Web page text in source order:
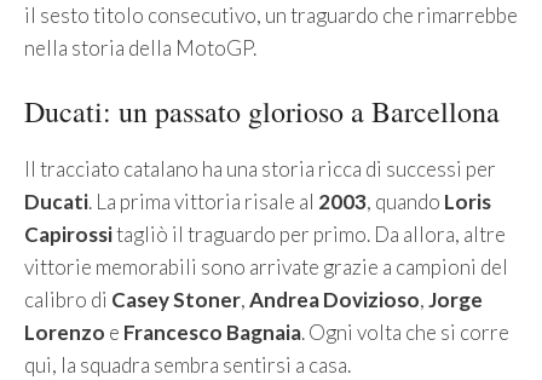
il sesto titolo consecutivo, un traguardo che rimarrebbe
nella storia della MotoGP.
Ducati: un passato glorioso a Barcellona
Il tracciato catalano ha una storia ricca di successi per
Ducati. La prima vittoria risale al 2003, quando Loris
Capirossitagliò il traguardo per primo. Da allora, altre
vittorie memorabili sono arrivate grazie a campioni del
calibro di Casey Stoner,Andrea Dovizioso,Jorge
Lorenzo e Francesco Bagnaia. Ogni volta che si corre
qui, la squadra sembra sentirsi a casa.